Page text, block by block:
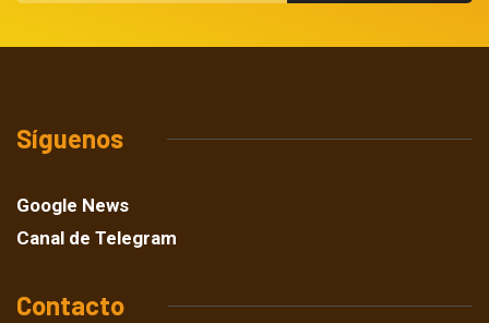
Síguenos
Google News
Canal de Telegram
Contacto